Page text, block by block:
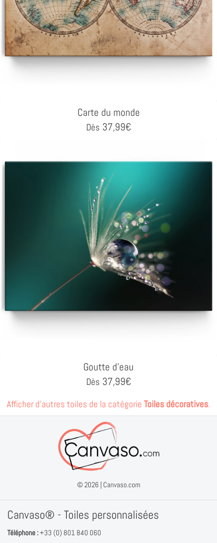
Carte du monde
Dès 37,99€
Goutte d'eau
Dès 37,99€
Afficher d'autres toiles de la catégorie Toiles décoratives.
© 2026 | Canvaso.com
Canvaso® - Toiles personnalisées
Téléphone :+33 (0) 801 840 060